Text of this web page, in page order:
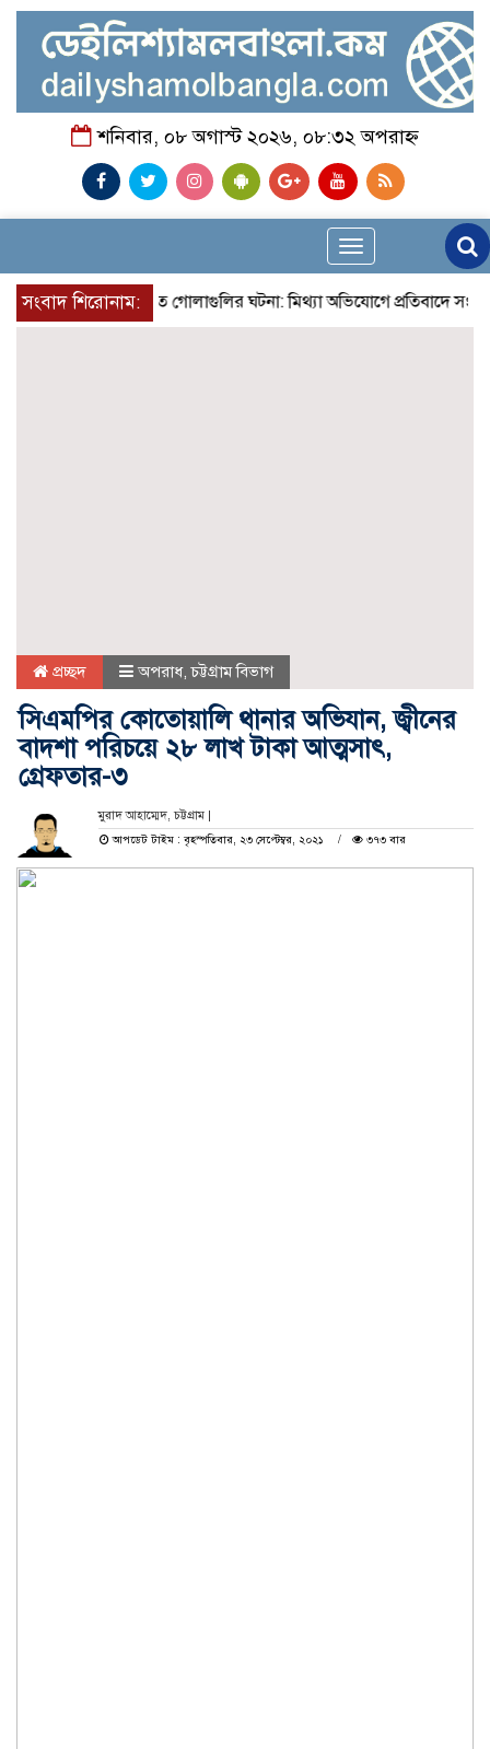
শনিবার, ০৮ অগাস্ট ২০২৬, ০৮:৩২ অপরাহ্ন
Toggle
navigation
সংবাদ শিরোনাম:
নোয়াখালীতে গোলাগুলির ঘটনা: মিথ্যা অভিযোগে প্রতিবাদে সংবাদ
প্রচ্ছদ অপরাধ,চট্টগ্রাম বিভাগ
সিএমপির কোতোয়ালি থানার অভিযান, জ্বীনের
বাদশা পরিচয়ে ২৮ লাখ টাকা আত্মসাৎ,
গ্রেফতার-৩
মুরাদ আহাম্মেদ, চট্টগ্রাম |
আপডেট টাইম : বৃহস্পতিবার, ২৩ সেপ্টেম্বর, ২০২১
৩৭৩ বার